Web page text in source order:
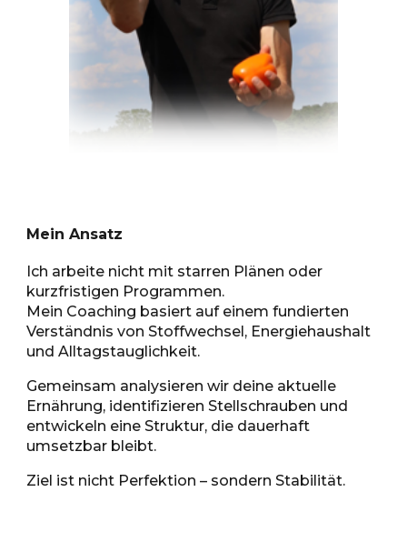
Mein Ansatz
Ich arbeite nicht mit starren Plänen oder
kurzfristigen Programmen.
Mein Coaching basiert auf einem fundierten
Verständnis von Stoffwechsel, Energiehaushalt
und Alltagstauglichkeit.
Gemeinsam analysieren wir deine aktuelle
Ernährung, identifizieren Stellschrauben und
entwickeln eine Struktur, die dauerhaft
umsetzbar bleibt.
Ziel ist nicht Perfektion – sondern Stabilität.